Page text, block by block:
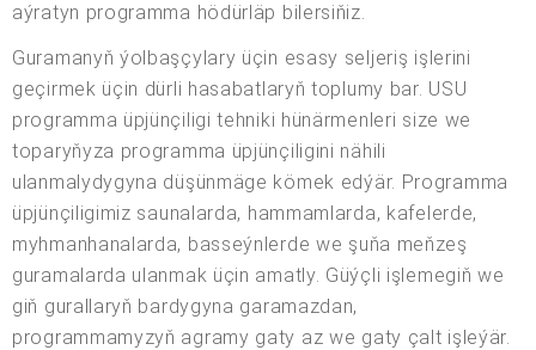
aýratyn programma hödürläp bilersiňiz.
Guramanyň ýolbaşçylary üçin esasy seljeriş işlerini
geçirmek üçin dürli hasabatlaryň toplumy bar. USU
programma üpjünçiligi tehniki hünärmenleri size we
toparyňyza programma üpjünçiligini nähili
ulanmalydygyna düşünmäge kömek edýär. Programma
üpjünçiligimiz saunalarda, hammamlarda, kafelerde,
myhmanhanalarda, basseýnlerde we şuňa meňzeş
guramalarda ulanmak üçin amatly. Güýçli işlemegiň we
giň gurallaryň bardygyna garamazdan,
programmamyzyň agramy gaty az we gaty çalt işleýär.